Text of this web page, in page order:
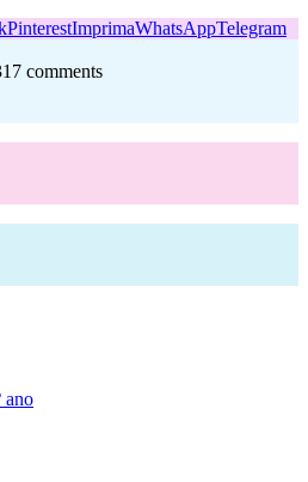
PinterestImprimaWhatsAppTelegram
comments
ano